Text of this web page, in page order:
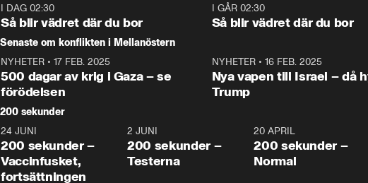
Moderaterna ska locka
väljare till valet i höst.
I DAG 02:30
Så blir vädret där du bor
I GÅR 02:30
Så blir vädret där du bor
Senaste om konflikten i Mellanöstern
NYHETER • 17 FEB. 2025
500 dagar av krig i Gaza – se
förödelsen
NYHETER• 16 FEB. 2025
Nya vapen till Israel – då
Trump
200 sekunder
5:00
24 JUNI
200 sekunder –
Vaccinfusket,
fortsättningen
4:23
2 JUNI
200 sekunder –
Testerna
20 APRIL
200 sekunder –
Normal